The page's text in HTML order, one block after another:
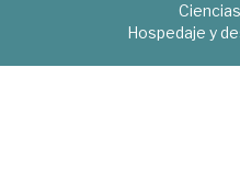
Hospedaje y